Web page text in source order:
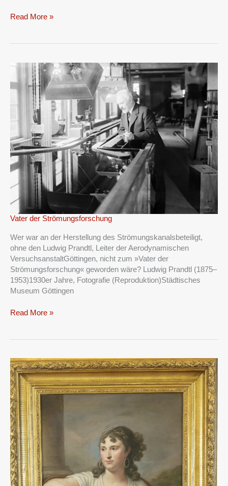
Read More »
Vater der Strömungsforschung
Wer war an der Herstellung des Strömungskanalsbeteiligt,
ohne den Ludwig Prandtl, Leiter der Aerodynamischen
VersuchsanstaltGöttingen, nicht zum »Vater der
Strömungsforschung« geworden wäre? Ludwig Prandtl (1875–
1953)1930er Jahre, Fotografie (Reproduktion)Städtisches
Museum Göttingen
Vater
Strömungsforschung
Read More »